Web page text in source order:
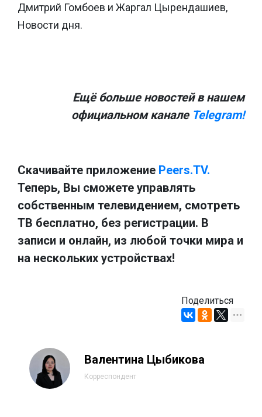
Дмитрий Гомбоев и Жаргал Цырендашиев,
Новости дня.
Ещё больше новостей в нашем
официальном канале Telegram!
Скачивайте приложение Peers.TV.
Теперь, Вы сможете управлять
собственным телевидением, смотреть
ТВ бесплатно, без регистрации. В
записи и онлайн, из любой точки мира и
на нескольких устройствах!
Поделиться
Валентина Цыбикова
Корреспондент